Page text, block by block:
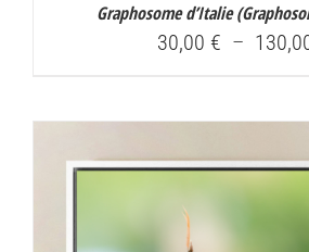
Graphosome d’Italie (
30,00 € –